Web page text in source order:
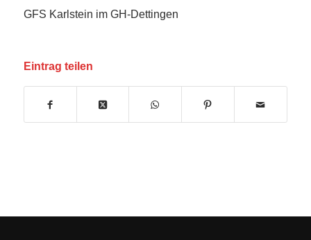
GFS Karlstein im GH-Dettingen
Eintrag teilen